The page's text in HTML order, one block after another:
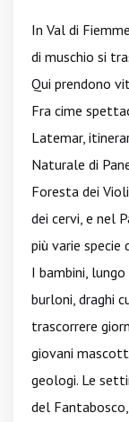
In Val di
di muschio si
Qui prendono
Fra cime
Latemar,
Naturale di
Foresta dei
dei cervi, e nel
più varie specie
I bambini,
burloni, draghi
trascorrere
giovani
geologi. Le
del Fantabosco,